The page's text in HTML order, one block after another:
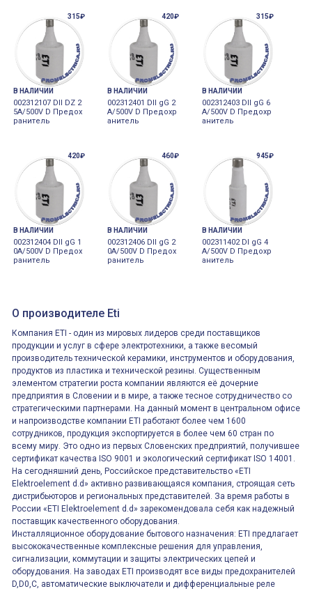
315₽
В НАЛИЧИИ
002312107 DII DZ 2
5A/500V D Предох
ранитель
420₽
В НАЛИЧИИ
002312401 DII gG 2
A/500V D Предохр
анитель
315₽
В НАЛИЧИИ
002312403 DII gG 6
A/500V D Предохр
анитель
420₽
В НАЛИЧИИ
002312404 DII gG 1
0A/500V D Предох
ранитель
460₽
В НАЛИЧИИ
002312406 DII gG 2
0A/500V D Предох
ранитель
945₽
В НАЛИЧИИ
002311402 DI gG 4
A/500V D Предохр
анитель
О производителе Eti
Компания ETI - один из мировых лидеров среди поставщиков
продукции и услуг в сфере электротехники, а также весомый
производитель технической керамики, инструментов и оборудования,
продуктов из пластика и технической резины. Существенным
элементом стратегии роста компании являются её дочерние
предприятия в Словении и в мире, а также тесное сотрудничество со
стратегическими партнерами. На данный момент в центральном офисе
и напроизводстве компании ETI работают более чем 1600
сотрудников, продукция экспортируется в более чем 60 стран по
всему миру. Это одно из первых Словенских предприятий, получившее
сертификат качества ISO 9001 и экологический сертификат ISO 14001.
На сегодняшний день, Российское представительство «ETI
Elektroelement d.d» активно развивающаяся компания, строящая сеть
дистрибьюторов и региональных представителей. За время работы в
России «ETI Elektroelement d.d» зарекомендовала себя как надежный
поставщик качественного оборудования.
Инсталляционное оборудование бытового назначения: ETI предлагает
высококачественные комплексные решения для управления,
сигнализации, коммутации и защиты электрических цепей и
оборудования. На заводах ETI производят все виды предохранителей
D,D0,C, автоматические выключатели и дифференциальные реле